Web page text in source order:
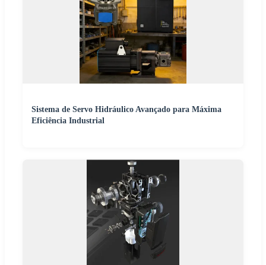
Sistema de Servo Hidráulico Avançado para Máxima
Eficiência Industrial